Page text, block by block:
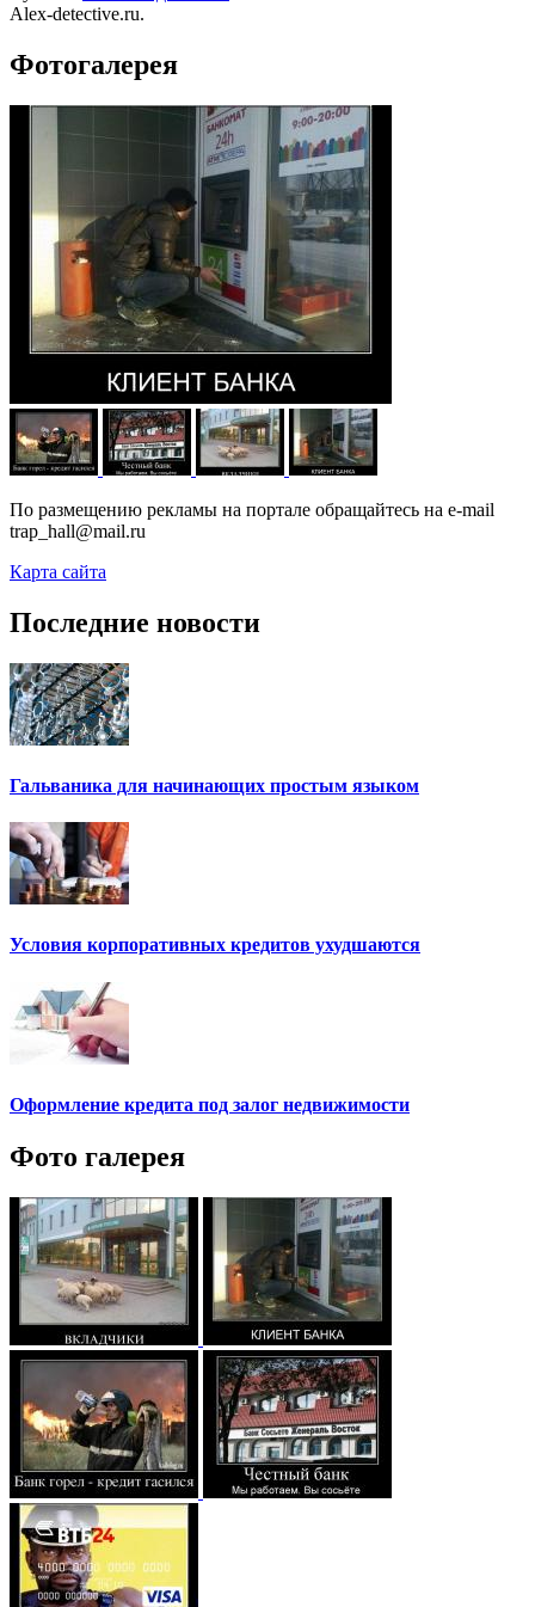
Alex-detective.ru.
Фотогалерея
По размещению рекламы на портале обращайтесь на e-mail
trap_hall@mail.ru
Карта сайта
Последние новости
Гальваника для начинающих простым языком
Условия корпоративных кредитов ухудшаются
Оформление кредита под залог недвижимости
Фото галерея